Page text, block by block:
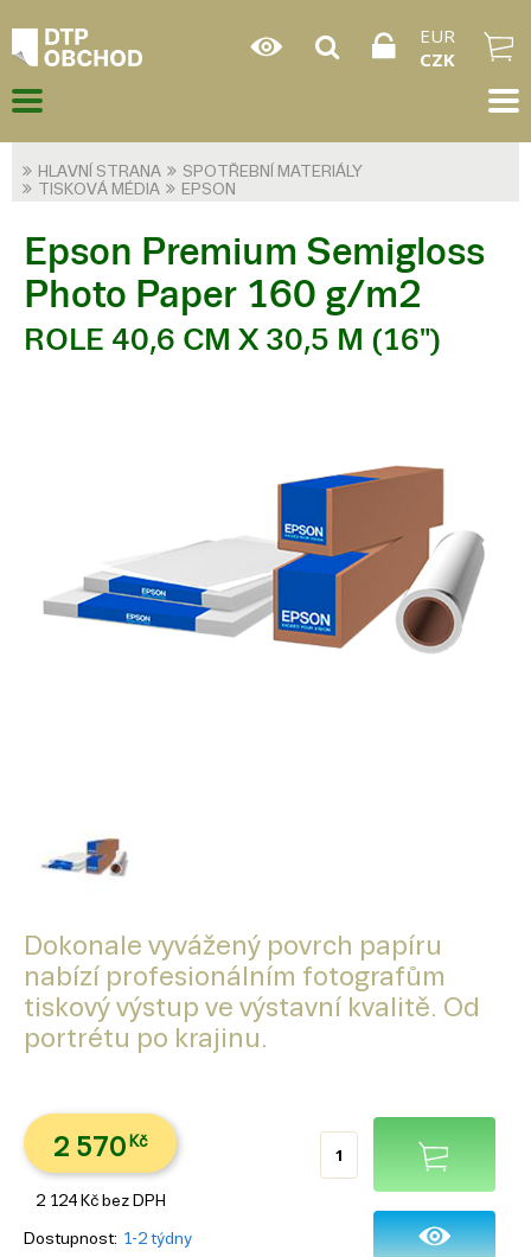
EUR
CZK
HLAVNÍ STRANA
SPOTŘEBNÍ MATERIÁLY
TISKOVÁ MÉDIA
EPSON
Epson Premium Semigloss
Photo Paper 160 g/m2
ROLE 40,6 CM X 30,5 M (16")
Dokonale vyvážený povrch papíru
nabízí profesionálním fotografům
tiskový výstup ve výstavní kvalitě. Od
portrétu po krajinu.
2 570 Kč
2 124 Kč bez DPH
Dostupnost 1-2 týdny